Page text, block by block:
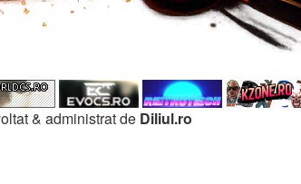
& administrat de Diliul.ro